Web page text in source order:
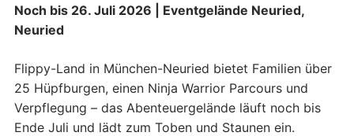
Noch bis 26. Juli 2026 | Eventgelände Neuried,
Neuried
Flippy-Land in München-Neuried bietet Familien über
25 Hüpfburgen, einen Ninja Warrior Parcours und
Verpflegung – das Abenteuergelände läuft noch bis
Ende Juli und lädt zum Toben und Staunen ein.